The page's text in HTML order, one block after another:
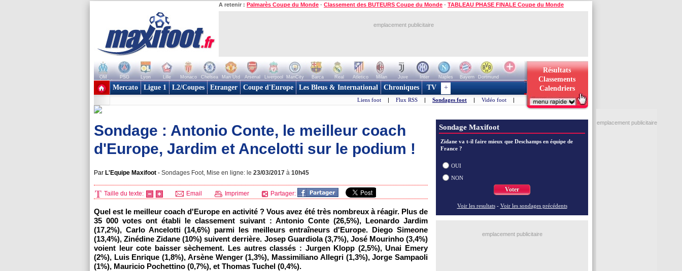
A retenir : Palmarès Coupe du Monde - Classement des BUTEURS Coupe du Monde - TABLEAU PHASE FINALE Coupe du Monde
emplacement publicitaire
OM PSG Lyon Lille Monaco Chelsea Man Utd Arsenal Liverpool ManCity Barca Real Atletico Milan Juve Inter Naples Bayern
Dortmund
+ de clubs
Résultats
Classements
Calendriers
Mercato Ligue 1 L2/Coupes Etranger Coupe d'Europe Les Bleus & International Chroniques TV +
Liens foot | Flux RSS | Sondages foot | Vidéo foot |
Sondage : Antonio Conte, le meilleur coach
d'Europe, Jardim et Ancelotti sur le podium !
Par L'Equipe Maxifoot - Sondages Foot, Mise en ligne: le 23/03/2017 à 10h45
Taille du texte: Email Imprimer Partager:
Quel est le meilleur coach d'Europe en activité ? Vous avez été très nombreux à réagir. Plus de
35 000 votes ont établi le classement suivant : Antonio Conte (26,5%), Leonardo Jardim
(17,2%), Carlo Ancelotti (14,6%) parmi les meilleurs entraîneurs d'Europe. Diego Simeone
(13,4%), Zinédine Zidane (10%) suivent derrière. Josep Guardiola (3,7%), José Mourinho (3,4%)
voient leur cote baisser sèchement. Les autres classés : Jurgen Klopp (2,5%), Unai Emery
(2%), Luis Enrique (1,8%), Arsène Wenger (1,3%), Massimiliano Allegri (1,3%), Jorge Sampaoli
(1%), Mauricio Pochettino (0,7%), et Thomas Tuchel (0,4%).
Sondage Maxifoot
Zidane va t-il faire mieux que Deschamps en équipe de
France ?
OUI
NON
Voter
Voir les resultats - Voir les sondages précédents
emplacement publicitaire
emplacement publicitaire